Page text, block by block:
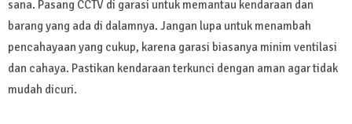
sana. Pasang CCTV di garasi untuk memantau kendaraan dan
barang yang ada di dalamnya. Jangan lupa untuk menambah
pencahayaan yang cukup, karena garasi biasanya minim ventilasi
dan cahaya. Pastikan kendaraan terkunci dengan aman agar tidak
mudah dicuri.